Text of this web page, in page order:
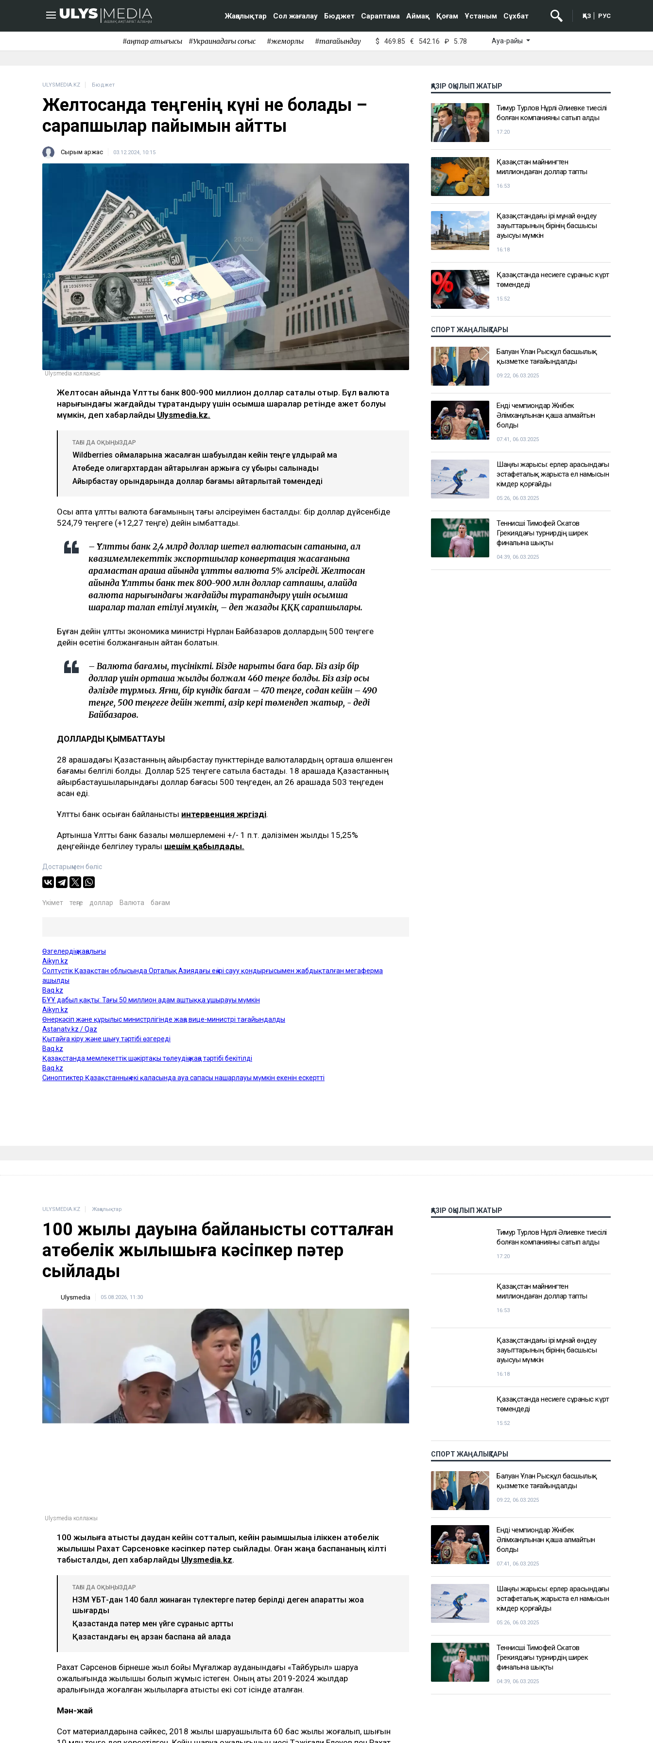
Жаңалықтар Сол жағалау Бюджет Сараптама Аймақ Қоғам Ұстаным Сұхбат ҚАЗ РУС
#қаңтар қақтығысы #Украинадағы соғыс #жемқорлық #тағайындау $ 469.85 € 542.16 ₽ 5.78 Ауа-райы
ULYSMEDIA.KZ Бюджет
Желтоқсанда теңгенің күні не болады –
сарапшылар пайымын айтты
Сырым Қаржас 03.12.2024, 10:15
Ulysmedia коллажыс
Желтоқсан айында Ұлттық банк 800-900 миллион доллар сатқалы отыр. Бұл валюта
нарығындағы жағдайды тұрақтандыру үшін қосымша шаралар ретінде қажет болуы
мүмкін, деп хабарлайды Ulysmedia.kz.
ТАҒЫ ДА ОҚЫҢЫЗДАР
Wildberries қоймаларына жасалған шабуылдан кейін теңге құлдырай ма
Ақтөбеде олигархтардан қайтарылған қаржыға су құбыры салынады
Айырбастау орындарында доллар бағамы айтарлықтай төмендеді
Осы апта ұлттық валюта бағамының тағы әлсіреуімен басталды: бір доллар дүйсенбіде
524,79 теңгеге (+12,27 теңге) дейін қымбаттады.
– Ұлттық банк 2,4 млрд доллар шетел валютасын сатқанына, ал
квазимемлекеттік экспортшылар конвертация жасағанына
қарамастан қараша айында ұлттық валюта 5% әлсіреді. Желтоқсан
айында Ұлттық банк тек 800-900 млн доллар сатпақшы, алайда
валюта нарығындағы жағдайды тұрақтандыру үшін қосымша
шаралар талап етілуі мүмкін, – деп жазады ҚҚҚ сарапшылары.
Бұған дейін ұлттық экономика министрі Нұрлан Байбазаров доллардың 500 теңгеге
дейін өсетіні болжанғанын айтқан болатын.
– Валюта бағамы, түсінікті. Бізде нарықтық баға бар. Біз қазір бір
доллар үшін орташа жылдық болжам 460 теңге болды. Біз қазір осы
дәлізде тұрмыз. Яғни, бір күндік бағам – 470 теңге, содан кейін – 490
теңге, 500 теңгеге дейін жетті, қазір кері төмендеп жатыр, - деді
Байбазаров.
ДОЛЛАРДЫҢ ҚЫМБАТТАУЫ
28 қарашадағы Қазақстанның айырбастау пункттерінде валюталардың орташа өлшенген
бағамы белгілі болды. Доллар 525 теңгеге сатыла бастады. 18 қарашада Қазақстанның
айырбастаушыларындағы доллар бағасы 500 теңгеден, ал 26 қарашада 503 теңгеден
асқан еді.
Ұлттық банк осыған байланысты интервенция жүргізді.
Артынша Ұлттық банк базалық мөлшерлемені +/- 1 п.т. дәлізімен жылдық 15,25%
деңгейінде белгілеу туралы шешім қабылдады.
Достарыңмен бөліс
Үкімет теңге доллар Валюта бағам
ҚАЗІР ОҚЫЛЫП ЖАТЫР
Тимур Турлов Нұрәлі Әлиевке тиесілі
болған компанияны сатып алды
17:20
Қазақстан майнингтен
миллиондаған доллар тапты
16:53
Қазақстандағы ірі мұнай өңдеу
зауыттарының бірінің басшысы
ауысуы мүмкін
16:18
Қазақстанда несиеге сұраныс күрт
төмендеді
15:52
СПОРТ ЖАҢАЛЫҚТАРЫ
Балуан Ұлан Рысқұл басшылық
қызметке тағайындалды
09:22, 06.03.2025
Енді чемпиондар Жәнібек
Әлімханұлынан қаша алмайтын
болды
07:41, 06.03.2025
Шаңғы жарысы: ерлер арасындағы
эстафеталық жарыста ел намысын
кімдер қорғайды
05:26, 06.03.2025
Теннисші Тимофей Скатов
Грекиядағы турнирдің ширек
финалына шықты
04:39, 06.03.2025
ULYSMEDIA.KZ
100 жылқы дауына байланысты сотталған
ақтөбелік жылқышыға кәсіпкер пәтер
сыйлады
Ulysmedia коллажы
100 жылқыға қатысты даудан кейін сотталып, кейін рақымшылыққа іліккен ақтөбелік
жылқышы Рахат Сәрсеновке кәсіпкер пәтер сыйлады. Оған жаңа баспананың кілті
табысталды, деп хабарлайдыUlysmedia.kz
НЗМ ҰБТ-дан 140 балл жинаған түлектерге пәтер берілді деген ақпаратты жоққа
ҚАЗІР ОҚЫЛЫП ЖАТЫР
Тимур Турлов Нұрәлі Әлиевке тиесілі
болған компанияны сатып алды
Қазақстан майнингтен
Қазақстандағы ірі мұнай өңдеу
зауыттарының бірінің басшысы
Қазақстанда несиеге сұраныс күрт
төмендеді
СПОРТ ЖАҢАЛЫҚТАРЫ
Балуан Ұлан Рысқұл басшылық
қызметке тағайындалды
09:22, 06.03.2025
Енді чемпиондар Жәнібек
Әлімханұлынан қаша алмайтын
болды